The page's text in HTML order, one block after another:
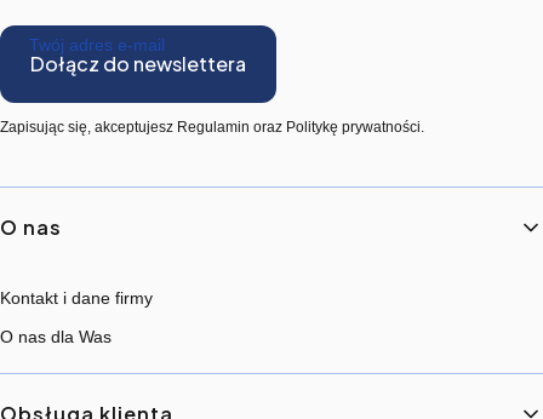
Twój adres e-mail
Dołącz do newslettera
Zapisując się, akceptujesz Regulamin oraz Politykę prywatności.
Linki w stopce
O nas
Kontakt i dane firmy
O nas dla Was